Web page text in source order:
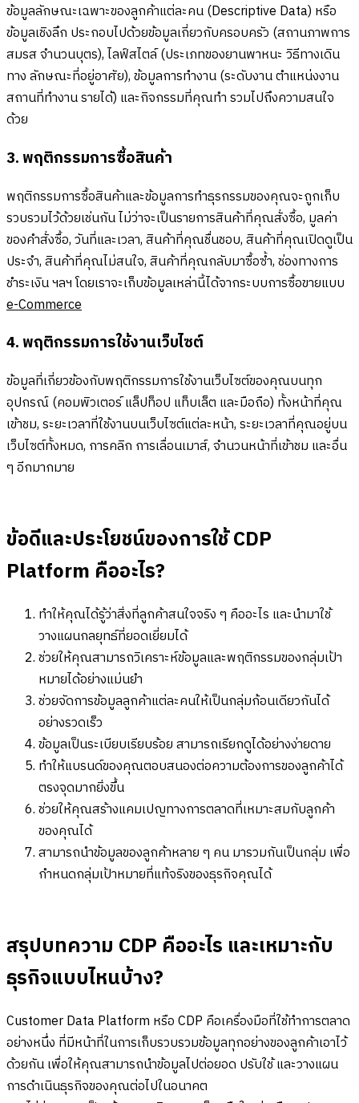
ข้อมูลลักษณะเฉพาะของลูกค้าแต่ละคน (Descriptive Data) หรือ
ข้อมูลเชิงลึก ประกอบไปด้วยข้อมูลเกี่ยวกับครอบครัว (สถานภาพการ
สมรส จำนวนบุตร), ไลฟ์สไตล์ (ประเภทของยานพาหนะ วิธีทางเดิน
ทาง ลักษณะที่อยู่อาศัย), ข้อมูลการทำงาน (ระดับงาน ตำแหน่งงาน
สถานที่ทำงาน รายได้) และกิจกรรมที่คุณทำ รวมไปถึงความสนใจ
ด้วย
3. พฤติกรรมการซื้อสินค้า
พฤติกรรมการซื้อสินค้าและข้อมูลการทำธุรกรรมของคุณจะถูกเก็บ
รวบรวมไว้ด้วยเช่นกัน ไม่ว่าจะเป็นรายการสินค้าที่คุณสั่งซื้อ, มูลค่า
ของคำสั่งซื้อ, วันที่และเวลา, สินค้าที่คุณชื่นชอบ, สินค้าที่คุณเปิดดูเป็น
ประจำ, สินค้าที่คุณไม่สนใจ, สินค้าที่คุณกลับมาซื้อซ้ำ, ช่องทางการ
ชำระเงิน ฯลฯ โดยเราจะเก็บข้อมูลเหล่านี้ได้จากระบบการซื้อขายแบบ
e-Commerce
4. พฤติกรรมการใช้งานเว็บไซต์
ข้อมูลที่เกี่ยวข้องกับพฤติกรรมการใช้งานเว็บไซต์ของคุณบนทุก
อุปกรณ์ (คอมพิวเตอร์ แล็ปท็อป แท็บเล็ต และมือถือ) ทั้งหน้าที่คุณ
เข้าชม, ระยะเวลาที่ใช้งานบนเว็บไซต์แต่ละหน้า, ระยะเวลาที่คุณอยู่บน
เว็บไซต์ทั้งหมด, การคลิก การเลื่อนเมาส์, จำนวนหน้าที่เข้าชม และอื่น
ๆ อีกมากมาย
ข้อดีและประโยชน์ของการใช้ CDP
Platform คืออะไร?
ทำให้คุณได้รู้ว่าสิ่งที่ลูกค้าสนใจจริง ๆ คืออะไร และนำมาใช้
วางแผนกลยุทธ์ที่ยอดเยี่ยมได้
ช่วยให้คุณสามารถวิเคราะห์ข้อมูลและพฤติกรรมของกลุ่มเป้า
หมายได้อย่างแม่นยำ
ช่วยจัดการข้อมูลลูกค้าแต่ละคนให้เป็นกลุ่มก้อนเดียวกันได้
อย่างรวดเร็ว
ข้อมูลเป็นระเบียบเรียบร้อย สามารถเรียกดูได้อย่างง่ายดาย
ทำให้แบรนด์ของคุณตอบสนองต่อความต้องการของลูกค้าได้
ตรงจุดมากยิ่งขึ้น
ช่วยให้คุณสร้างแคมเปญทางการตลาดที่เหมาะสมกับลูกค้า
ของคุณได้
สามารถนำข้อมูลของลูกค้าหลาย ๆ คน มารวมกันเป็นกลุ่ม เพื่อ
กำหนดกลุ่มเป้าหมายที่แท้จริงของธุรกิจคุณได้
สรุปบทความ CDP คืออะไร และเหมาะกับ
ธุรกิจแบบไหนบ้าง?
Customer Data Platform หรือ CDP คือเครื่องมือที่ใช้ทำการตลาด
อย่างหนึ่ง ที่มีหน้าที่ในการเก็บรวบรวมข้อมูลทุกอย่างของลูกค้าเอาไว้
ด้วยกัน เพื่อให้คุณสามารถนำข้อมูลไปต่อยอด ปรับใช้ และวางแผน
การดำเนินธุรกิจของคุณต่อไปในอนาคต